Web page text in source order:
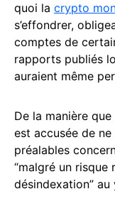
quoi la crypto
s’effondrer,
comptes de
rapports publiés
auraient même
De la manière
est accusée de
préalables
“malgré un risque
désindexation” au